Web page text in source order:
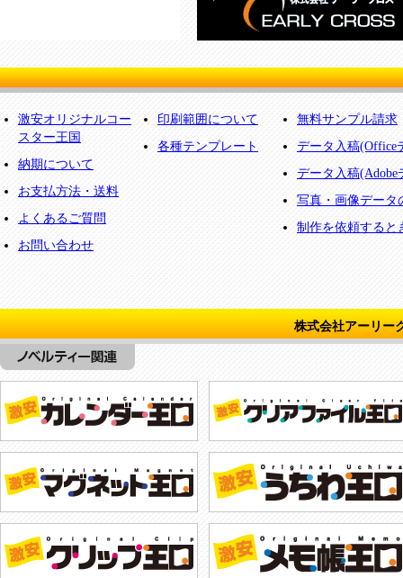
激安オリジナルコー
スター王国
納期について
お支払方法・送料
よくあるご質問
お問い合わせ
印刷範囲について
各種テンプレート
無料サンプル請求
データ入稿(Office
データ入稿(Adobe
写真・画像データ
制作を依頼すると
株式会社アーリ